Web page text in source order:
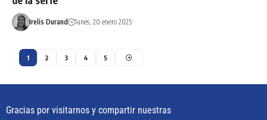
Irelis Durand lunes, 20 enero 2025
1 2 3 4 5
Gracias por visitarnos y compartir nuestras